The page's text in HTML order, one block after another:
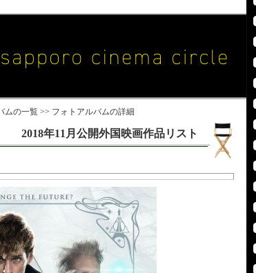
ムの一覧 >> フォトアルバムの詳細
2018年11月公開外国映画作品リスト